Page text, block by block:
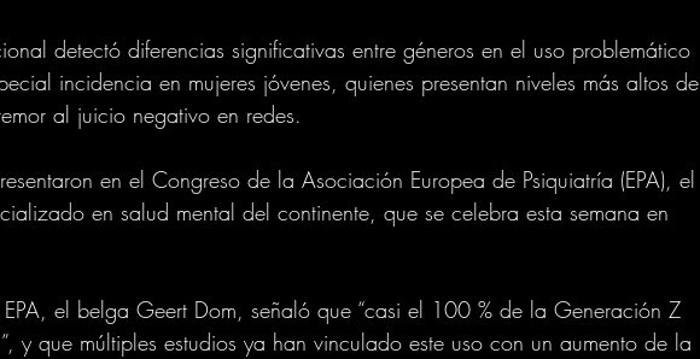
detectó diferencias significativas entre géneros en el uso problemático
incidencia en mujeres jóvenes, quienes presentan niveles más altos de
al juicio negativo en redes.
en el Congreso de la Asociación Europea de Psiquiatría (EPA), el
en salud mental del continente, que se celebra esta semana en
el belga Geert Dom, señaló que “casi el 100 % de la Generación Z
y que múltiples estudios ya han vinculado este uso con un aumento de la